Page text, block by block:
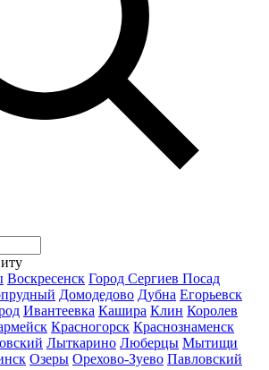
Воскресенск Город Сергиев Посад
Домодедово Дубна Егорьевск
Ивантеевка Кашира Клин Королев
Красногорск Краснознаменск
Лыткарино Люберцы Мытищи
Озеры Орехово-Зуево Павловский